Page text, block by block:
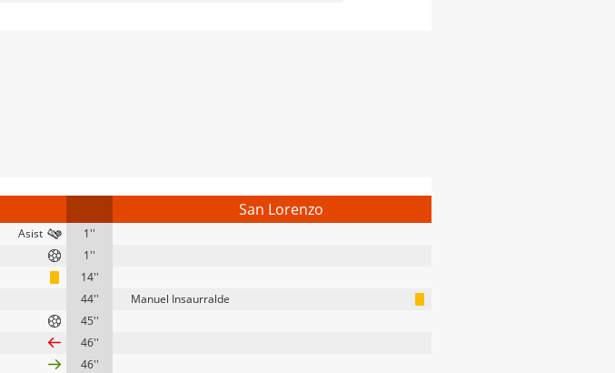
San Lorenzo
1''
1''
14''
44''
Manuel Insaurralde
45''
46''
46''